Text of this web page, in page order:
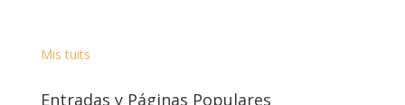
Mis tuits
Entradas y Páginas Populares